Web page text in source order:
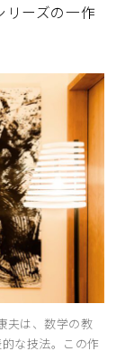
ーズの一作
夫は、数学の教
な技法。この作